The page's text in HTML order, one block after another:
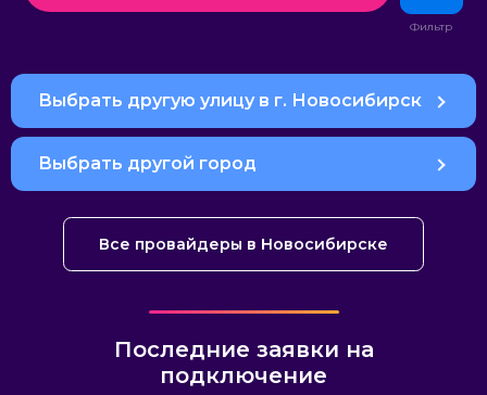
Выбрать другую улицу в г. Новосибирск
Выбрать другой город
Все провайдеры в Новосибирске
Последние заявки на
подключение